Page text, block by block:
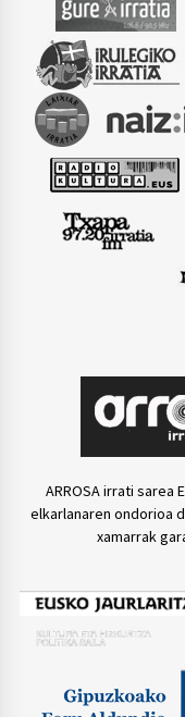
ARROSA irrati sarea
elkarlanaren ondorioa
xamarrak